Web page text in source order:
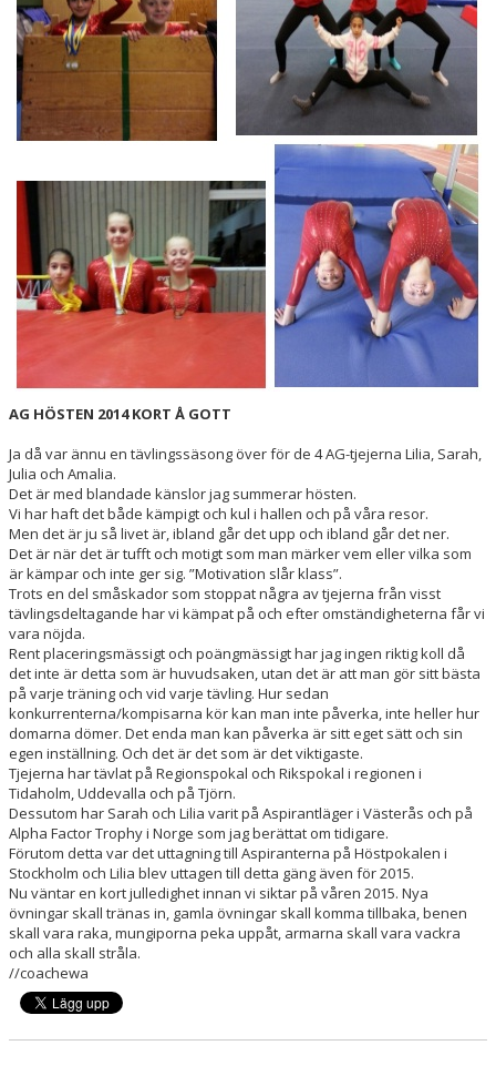
HALLSCHEMA VT2026
MAJVOLTEN
AG HÖSTEN 2014 KORT Å GOTT
Ja då var ännu en tävlingssäsong över för de 4 AG-tjejerna Lilia, Sarah,
Julia och Amalia.
Det är med blandade känslor jag summerar hösten.
Vi har haft det både kämpigt och kul i hallen och på våra resor.
Men det är ju så livet är, ibland går det upp och ibland går det ner.
Det är när det är tufft och motigt som man märker vem eller vilka som
är kämpar och inte ger sig. ”Motivation slår klass”.
Trots en del småskador som stoppat några av tjejerna från visst
tävlingsdeltagande har vi kämpat på och efter omständigheterna får vi
vara nöjda.
Rent placeringsmässigt och poängmässigt har jag ingen riktig koll då
det inte är detta som är huvudsaken, utan det är att man gör sitt bästa
på varje träning och vid varje tävling. Hur sedan
konkurrenterna/kompisarna kör kan man inte påverka, inte heller hur
domarna dömer. Det enda man kan påverka är sitt eget sätt och sin
egen inställning. Och det är det som är det viktigaste.
Tjejerna har tävlat på Regionspokal och Rikspokal i regionen i
Tidaholm, Uddevalla och på Tjörn.
Dessutom har Sarah och Lilia varit på Aspirantläger i Västerås och på
Alpha Factor Trophy i Norge som jag berättat om tidigare.
Förutom detta var det uttagning till Aspiranterna på Höstpokalen i
Stockholm och Lilia blev uttagen till detta gäng även för 2015.
Nu väntar en kort julledighet innan vi siktar på våren 2015. Nya
övningar skall tränas in, gamla övningar skall komma tillbaka, benen
skall vara raka, mungiporna peka uppåt, armarna skall vara vackra
och alla skall stråla.
//coachewa